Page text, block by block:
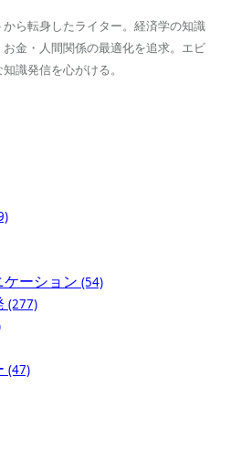
ら転身したライター。経済学の知識
金・人間関係の最適化を追求。エビ
識発信を心がける。
ーション (54)
(277)
(47)